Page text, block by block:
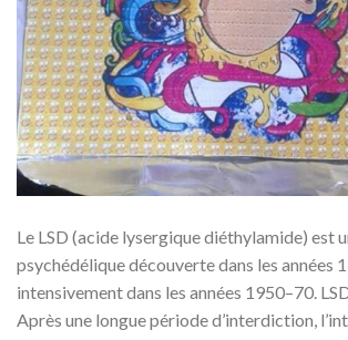
Le LSD (acide lysergique diéthylamide) est
psychédélique découverte dans les années
intensivement dans les années 1950–70.
Après une longue période d’interdiction,